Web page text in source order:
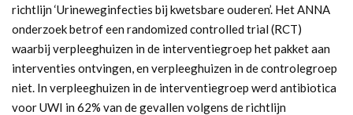
richtlijn ‘Urineweginfecties bij kwetsbare ouderen’. Het ANNA
onderzoek betrof een randomized controlled trial (RCT)
waarbij verpleeghuizen in de interventiegroep het pakket aan
interventies ontvingen, en verpleeghuizen in de controlegroep
niet. In verpleeghuizen in de interventiegroep werd antibiotica
voor UWI in 62% van de gevallen volgens de richtlijn